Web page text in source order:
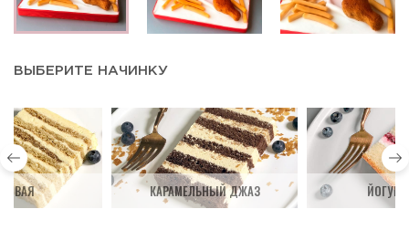
ВЫБЕРИТЕ НАЧИНКУ
КАРАМЕЛЬНЫЙ ДЖАЗ